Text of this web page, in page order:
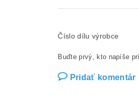
Číslo dílu výrobce
Buďte prvý, kto napíše
Pridať komentár